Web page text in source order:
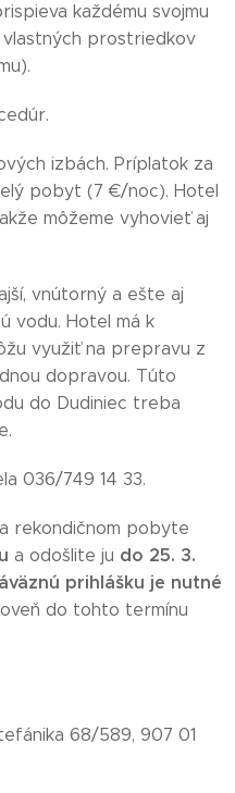
každému svojmu
prostriedkov
izbách. Príplatok za
pobyt (7 €/noc). Hotel
môžeme vyhovieť aj
vnútorný a ešte aj
vodu. Hotel má k
využiť na prepravu z
dopravou. Túto
do Dudiniec treba
036/749 14 33.
rekondičnom pobyte
a odošlite ju do 25. 3.
prihlášku je nutné
do tohto termínu
68/589, 907 01